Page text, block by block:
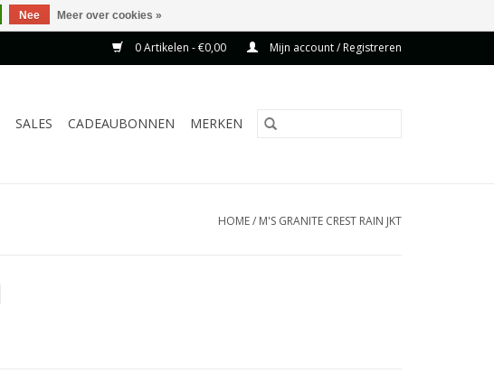
0 Artikelen - €0,00 Mijn account / Registreren
SALES CADEAUBONNEN MERKEN
HOME/ M'S GRANITE CREST RAIN JKT
Nee Meer over cookies »